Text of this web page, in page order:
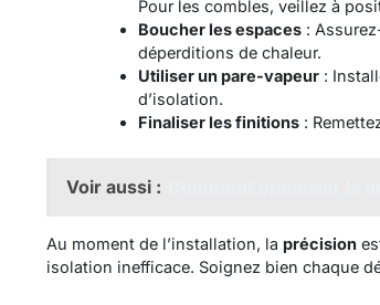
Pour les combles, veillez à
Boucher les espaces :
déperditions de chaleur.
Utiliser un pare-vapeur :
d’isolation.
Finaliser les finitions :
Voir aussi :
Au moment de l’installation, la précision
isolation inefficace. Soignez bien chaque